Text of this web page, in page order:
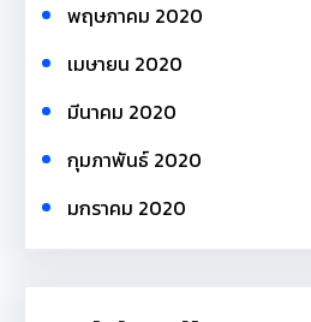
พฤษภาคม 2020
เมษายน 2020
มีนาคม 2020
กุมภาพันธ์ 2020
มกราคม 2020